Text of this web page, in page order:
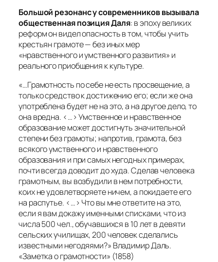
Большой резонанс у современников вызывала
общественная позиция Даля: в эпоху великих
реформ он видел опасность в том, чтобы учить
крестьян грамоте — без иных мер
«нравственного и умственного развития» и
реального приобщения к культуре.
«…Грамотность по себе не есть просвещение, а
только средство к достижению его; если же она
употреблена будет не на это, а на другое дело, то
она вредна. <…> Умственное и нравственное
образование может достигнуть значительной
степени без грамоты; напротив, грамота, без
всякого умственного и нравственного
образования и при самых негодных примерах,
почти всегда доводит до худа. Сделав человека
грамотным, вы возбудили в нем потребности,
коих не удовлетворяете ничем, а покидаете его
на распутье. <…> Что вы мне ответите на это,
если я вам докажу именными списками, что из
числа 500 чел., обучавшихся в 10 лет в девяти
сельских училищах, 200 человек сделались
известными негодяями?» Владимир Даль.
«Заметка о грамотности» (1858)